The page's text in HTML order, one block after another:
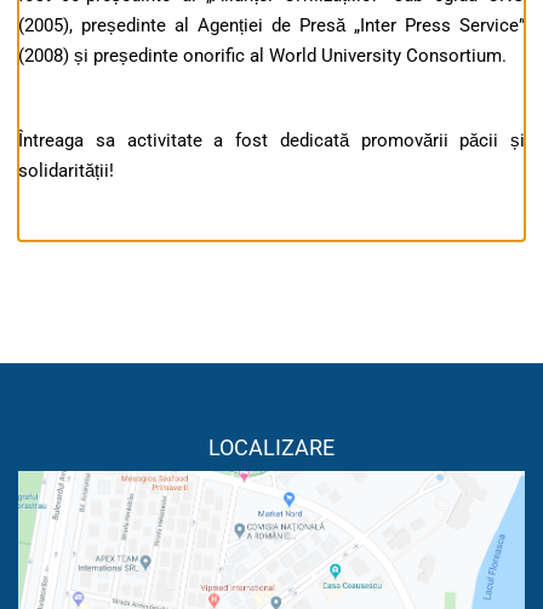
(2005), președinte al Agenției de Presă „Inter Press Service”
(2008) și președinte onorific al World University Consortium.
Întreaga sa activitate a fost dedicată promovării păcii și
solidarității!
LOCALIZARE